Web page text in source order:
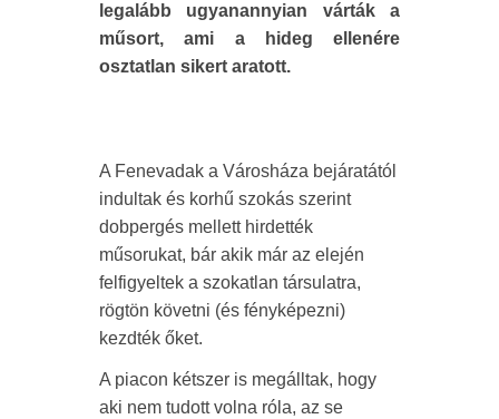
legalább ugyanannyian várták a
műsort, ami a hideg ellenére
osztatlan sikert aratott.
A Fenevadak a Városháza bejáratától
indultak és korhű szokás szerint
dobpergés mellett hirdették
műsorukat, bár akik már az elején
felfigyeltek a szokatlan társulatra,
rögtön követni (és fényképezni)
kezdték őket.
A piacon kétszer is megálltak, hogy
aki nem tudott volna róla, az se